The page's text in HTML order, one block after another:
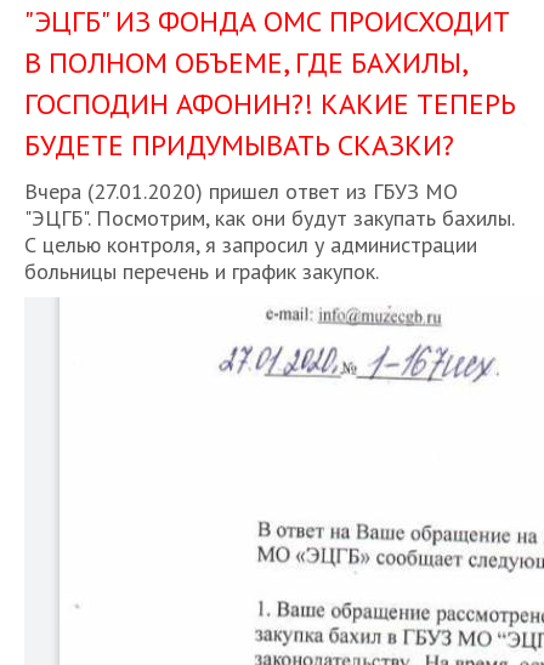
"ЭЦГБ" ИЗ ФОНДА ОМС ПРОИСХОДИТ
В ПОЛНОМ ОБЪЕМЕ, ГДЕ БАХИЛЫ,
ГОСПОДИН АФОНИН?! КАКИЕ ТЕПЕРЬ
БУДЕТЕ ПРИДУМЫВАТЬ СКАЗКИ?
​Вчера (27.01.2020) пришел ответ из ГБУЗ МО
"ЭЦГБ". Посмотрим, как они будут закупать бахилы.
С целью контроля, я запросил у администрации
больницы перечень и график закупок.